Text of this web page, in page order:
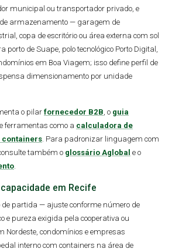
municipal ou transportador privado, e
de armazenamento — garagem de
copa de escritório ou área externa com sol
porto de Suape, polo tecnológico Porto Digital,
em Boa Viagem; isso define perfil de
dimensionamento por unidade
o pilar fornecedor B2B , o guia
e ferramentas como a calculadora de
containers . Para padronizar linguagem com
também o glossário Aglobal e o
em Recife
de partida — ajuste conforme número de
e pureza exigida pela cooperativa ou
Nordeste, condomínios e empresas
interno com containers na área de